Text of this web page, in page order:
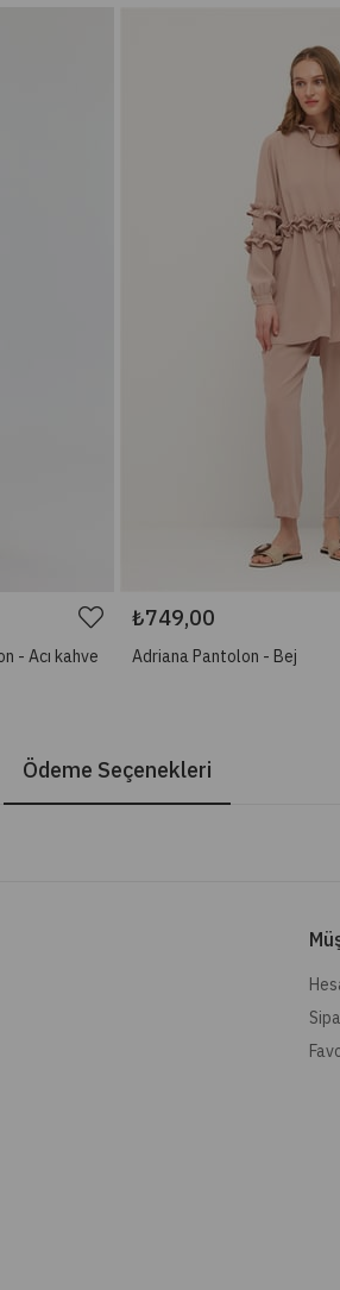
- Acı kahve
₺749,00
Adriana Pantolon - Bej
Ödeme Seçenekleri